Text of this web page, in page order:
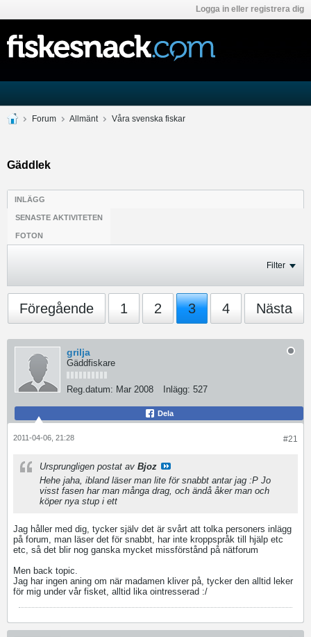
Logga in eller registrera dig
Forum Allmänt Våra svenska fiskar
Gäddlek
INLÄGG
SENASTE AKTIVITETEN
FOTON
Filter
Föregående 1 2 3 4 Nästa
grilja
Gäddfiskare
Reg.datum: Mar 2008 Inlägg: 527
Dela
#21
2011-04-06, 21:28
Ursprungligen postat av Bjoz
Hehe jaha, ibland läser man lite för snabbt antar jag :P Jo
visst fasen har man många drag, och ändå åker man och
köper nya stup i ett
Jag håller med dig, tycker själv det är svårt att tolka personers inlägg
på forum, man läser det för snabbt, har inte kroppspråk till hjälp etc
etc, så det blir nog ganska mycket missförstånd på nätforum
Men back topic.
Jag har ingen aning om när madamen kliver på, tycker den alltid leker
för mig under vår fisket, alltid lika ointresserad :/